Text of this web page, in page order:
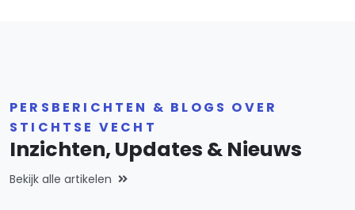
PERSBERICHTEN & BLOGS OVER
STICHTSE VECHT
Inzichten, Updates & Nieuws
Bekijk alle artikelen